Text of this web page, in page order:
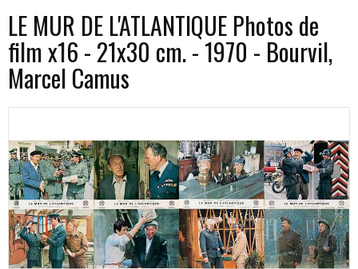
LE MUR DE L'ATLANTIQUE Photos de
film x16 - 21x30 cm. - 1970 - Bourvil,
Marcel Camus